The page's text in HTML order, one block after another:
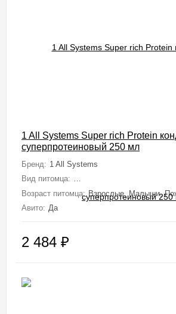
1 All Systems Super rich Protein
суперпротеиновый 250 мл
Бренд: 1 All Systems
Вид питомца: Собаки (Мелкие, Средние,
Возраст питомца: Взрослые, Малыши,
Авито: Да
2 484 ₽